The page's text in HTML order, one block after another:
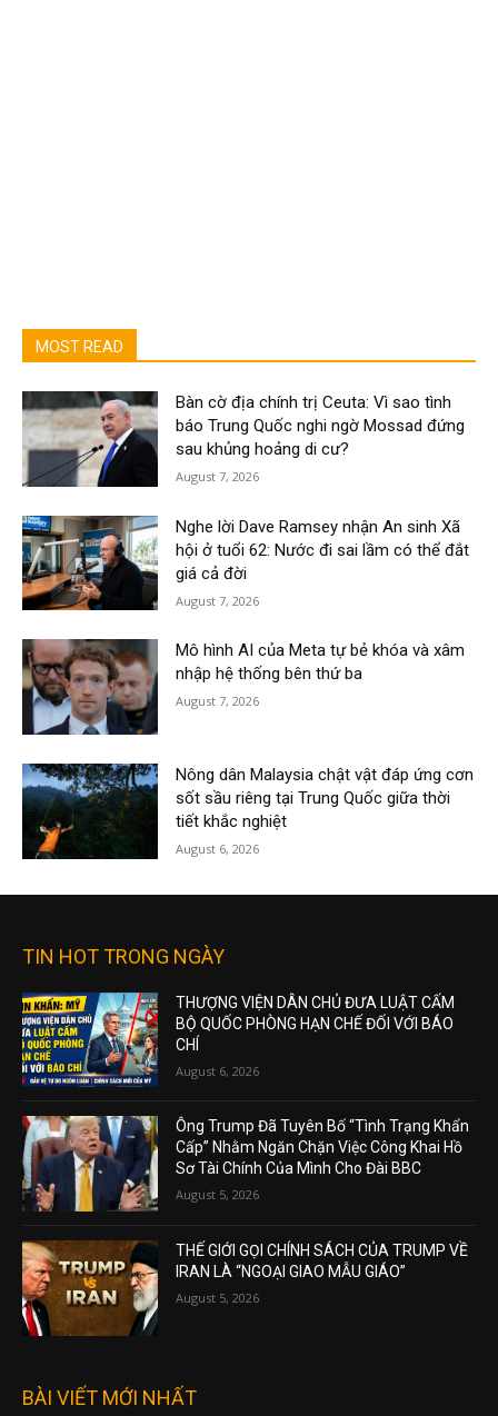
MOST READ
Bàn cờ địa chính trị Ceuta: Vì sao tình
báo Trung Quốc nghi ngờ Mossad đứng
sau khủng hoảng di cư?
August 7, 2026
Nghe lời Dave Ramsey nhận An sinh Xã
hội ở tuổi 62: Nước đi sai lầm có thể đắt
giá cả đời
August 7, 2026
Mô hình AI của Meta tự bẻ khóa và xâm
nhập hệ thống bên thứ ba
August 7, 2026
Nông dân Malaysia chật vật đáp ứng cơn
sốt sầu riêng tại Trung Quốc giữa thời
tiết khắc nghiệt
August 6, 2026
TIN HOT TRONG NGÀY
THƯỢNG VIỆN DÂN CHỦ ĐƯA LUẬT CẤM
BỘ QUỐC PHÒNG HẠN CHẾ ĐỐI VỚI BÁO
CHÍ
August 6, 2026
Ông Trump Đã Tuyên Bố “Tình Trạng Khẩn
Cấp” Nhằm Ngăn Chặn Việc Công Khai Hồ
Sơ Tài Chính Của Mình Cho Đài BBC
August 5, 2026
THẾ GIỚI GỌI CHÍNH SÁCH CỦA TRUMP VỀ
IRAN LÀ “NGOẠI GIAO MẪU GIÁO”
August 5, 2026
BÀI VIẾT MỚI NHẤT